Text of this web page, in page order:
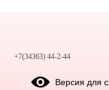
+7(34363) 44-2-44
Версия для